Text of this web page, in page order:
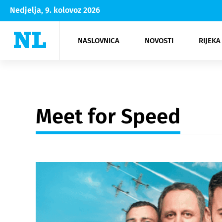
Nedjelja, 9. kolovoz 2026
NASLOVNICA NOVOSTI
Rijeka Opatija
NK
Moda
Kultura
Meet for Speed